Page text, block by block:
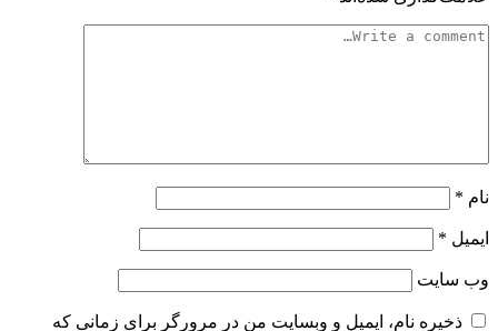
نام *
ایمیل *
وب‌ سایت
ذخیره نام، ایمیل و وبسایت من در مرورگر برای زمانی که